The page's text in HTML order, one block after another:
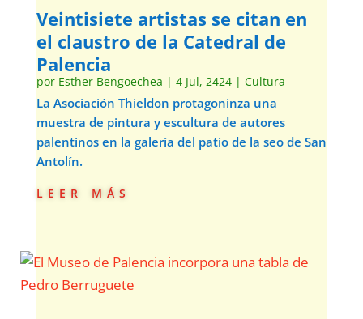
Veintisiete artistas se citan en
el claustro de la Catedral de
Palencia
por Esther Bengoechea | 4 Jul, 2424| Cultura
La Asociación Thieldon protagoninza una
muestra de pintura y escultura de autores
palentinos en la galería del patio de la seo de San
Antolín.
leer más